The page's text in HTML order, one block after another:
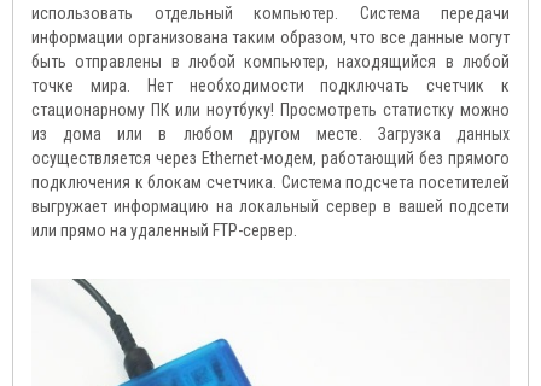
использовать отдельный компьютер. Система передачи
информации организована таким образом, что все данные могут
быть отправлены в любой компьютер, находящийся в любой
точке мира. Нет необходимости подключать счетчик к
стационарному ПК или ноутбуку! Просмотреть статистку можно
из дома или в любом другом месте. Загрузка данных
осуществляется через Ethernet-модем, работающий без прямого
подключения к блокам счетчика. Система подсчета посетителей
выгружает информацию на локальный сервер в вашей подсети
или прямо на удаленный FTP-сервер.